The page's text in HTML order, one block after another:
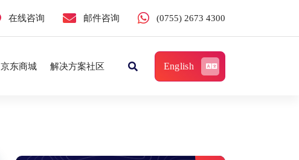
在线咨询 邮件咨询 (0755) 2673 4300
京东商城 解决方案社区 English